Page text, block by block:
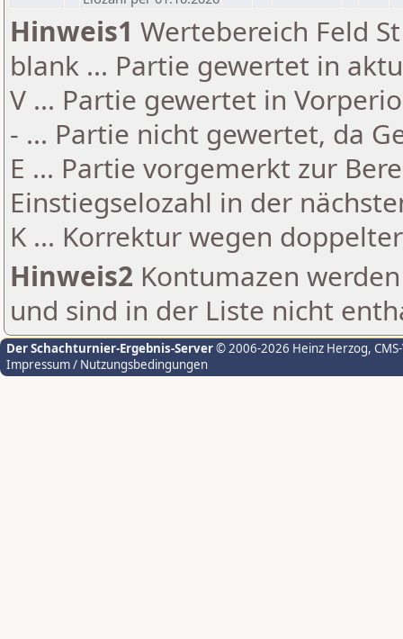
Hinweis1 Wertebereich Feld
blank ... Partie gewertet in
V ... Partie gewertet in
- ... Partie nicht gewertet, da
E ... Partie vorgemerkt zur
Einstiegselozahl in der
K ... Korrektur wegen
Hinweis2 Kontumazen
und sind in der Liste nicht
Der Schachturnier-Ergebnis-Server© 2006-2026 Heinz Herzog,
Impressum / Nutzungsbedingungen